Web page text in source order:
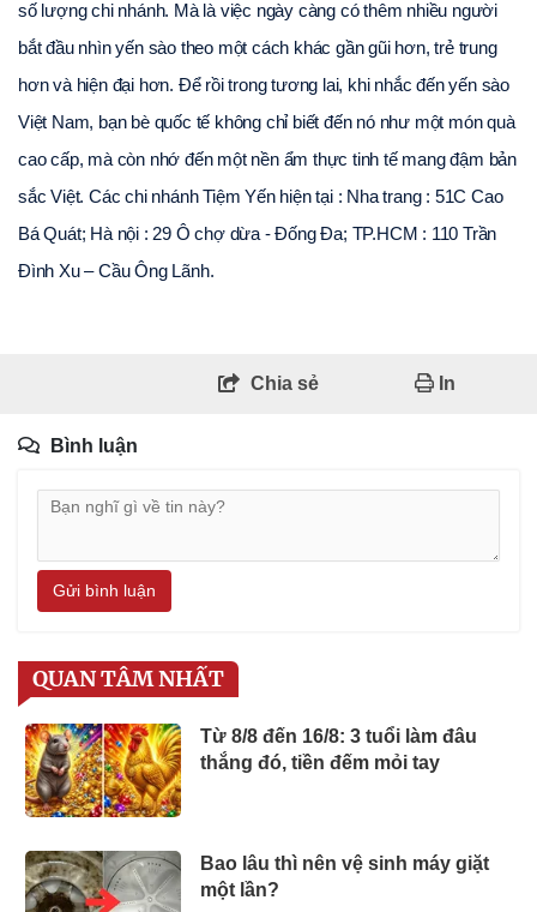
số lượng chi nhánh. Mà là việc ngày càng có thêm nhiều người
bắt đầu nhìn yến sào theo một cách khác gần gũi hơn, trẻ trung
hơn và hiện đại hơn. Để rồi trong tương lai, khi nhắc đến yến sào
Việt Nam, bạn bè quốc tế không chỉ biết đến nó như một món quà
cao cấp, mà còn nhớ đến một nền ẩm thực tinh tế mang đậm bản
sắc Việt. Các chi nhánh Tiệm Yến hiện tại : Nha trang : 51C Cao
Bá Quát; Hà nội : 29 Ô chợ dừa - Đống Đa; TP.HCM : 110 Trần
Đình Xu – Cầu Ông Lãnh.
Chia sẻ In
Bình luận
Gửi bình luận
QUAN TÂM NHẤT
Từ 8/8 đến 16/8: 3 tuổi làm đâu
thắng đó, tiền đếm mỏi tay
Bao lâu thì nên vệ sinh máy giặt
một lần?